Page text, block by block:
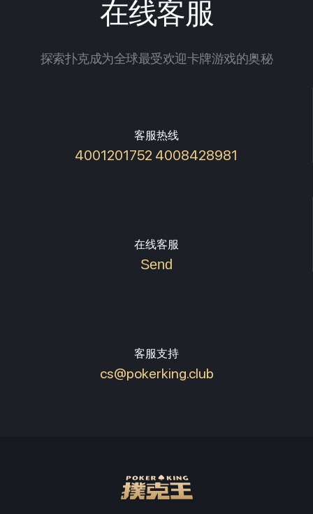
在线客服
探索扑克成为全球最受欢迎卡牌游戏的奥秘
客服热线
4001201752 4008428981
在线客服
Send
客服支持
cs@pokerking.club